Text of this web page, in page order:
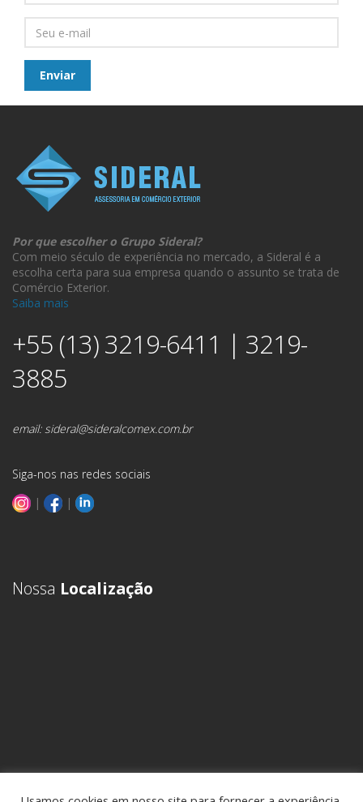
Por que escolher o Grupo Sideral?
Com meio século de experiência no mercado, a Sideral é a
escolha certa para sua empresa quando o assunto se trata de
Comércio Exterior.
Saiba mais
+55 (13) 3219-6411 | 3219-
3885
email:sideral@sideralcomex.com.br
Siga-nos nas redes sociais
|
|
Nossa Localização